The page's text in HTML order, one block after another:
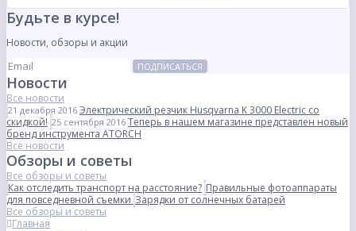
Будьте в курсе!
Новости, обзоры и акции
ПОДПИСАТЬСЯ
Новости
Все новости
21 декабря 2016 Электрический резчик Husqvarna K 3000 Electric со
скидкой! 25 сентября 2016 Теперь в нашем магазине представлен новый
бренд инструмента ATORCH
Все новости
Обзоры и советы
Все обзоры и советы
Как отследить транспорт на расстояние? Правильные фотоаппараты
для повседневной съемкиЗарядки от солнечных батарей
Все обзоры и советы
Главная